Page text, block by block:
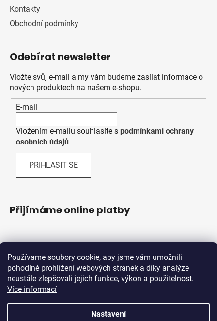
Používame soubory cookie, aby jsme vám umožnili
pohodlné prohlížení webových stránek a díky analýze
neustále zlepšovali jejich funkce, výkon a použitelnost.
Více informací
Nastavení
Kontakty
Obchodní podmínky
Odebírat newsletter
Vložte svůj e-mail a my vám budeme zasílat informace o
nových produktech na našem e-shopu.
E-mail
Vložením e-mailu souhlasíte s podmínkami ochrany
osobních údajů
PŘIHLÁSIT SE
Přijímáme online platby